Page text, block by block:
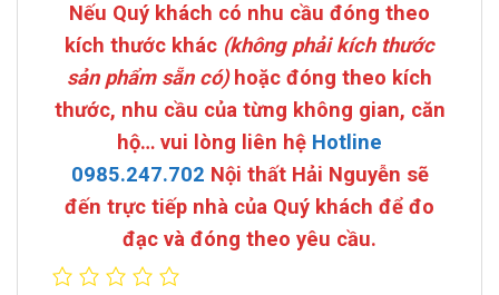
Nếu Quý khách có nhu cầu đóng theo
kích thước khác (không phải kích thước
sản phẩm sẵn có)hoặc đóng theo kích
thước, nhu cầu của từng không gian, căn
hộ… vui lòng liên hệ Hotline
0985.247.702 Nội thất Hải Nguyễn sẽ
đến trực tiếp nhà của Quý khách để đo
đạc và đóng theo yêu cầu.